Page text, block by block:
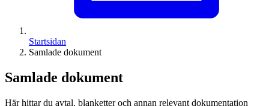
Startsidan
Samlade dokument
Samlade dokument
Här hittar du avtal, blanketter och annan relevant dokumentation